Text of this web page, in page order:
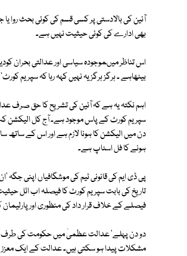
آئین کی بالادستی پر کسی قسم کی کوئی بحث
بھی ادارے کی کوئی حیثیت نہیں ہے۔
اس تناظر میںموجودہ سیاسی اور عدالتی بحران
بیٹھاہے ۔ ہرگز ہرگز یہ نہیں کہہ رہا کہ سپریم
اہم نکتہ یہ ہے کہ آئین کی تشریح کا حق صرف
سپریم کورٹ کے پاس موجود ہے۔ آج کل الیکشن
دن میں الیکشن کا ہونا لازم ہے اور اس کے
ہونے کا فل اسٹاپ ہے۔
پی ڈی ایم کی قانونی ٹیم کی موشگافیاں اپنی
تاریخ کی بابت سپریم کورٹ کا فیصلہ اب اٹل
فیصلے کے خلاف قرار داد کی منظوری اور
مشکلات پیدا ہو سکتی ہیں۔ عدالت کے ایک معزز